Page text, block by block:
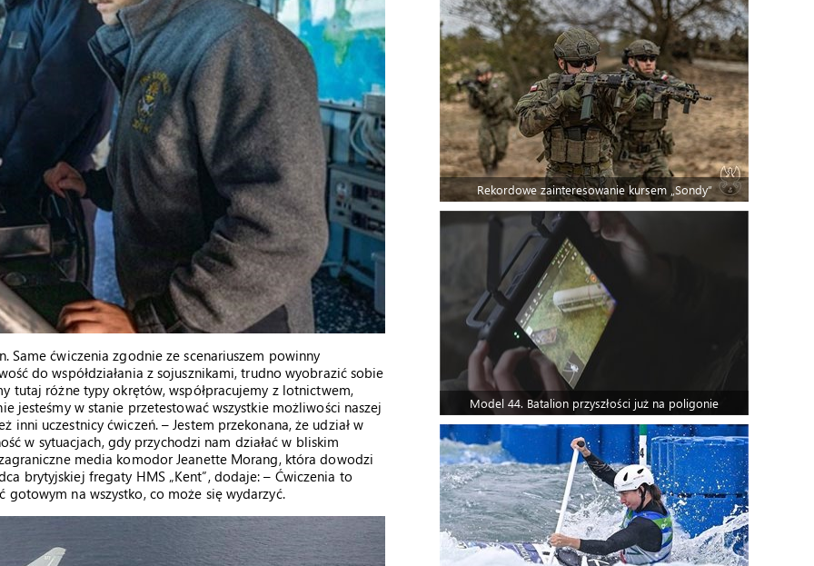
Same ćwiczenia zgodnie ze scenariuszem powinny
do współdziałania z sojusznikami, trudno wyobrazić sobie
tutaj różne typy okrętów, współpracujemy z lotnictwem,
jesteśmy w stanie przetestować wszystkie możliwości naszej
uczestnicy ćwiczeń. – Jestem przekonana, że udział w
w sytuacjach, gdy przychodzi nam działać w bliskim
media komodor Jeanette Morang, która dowodzi
brytyjskiej fregaty HMS „Kent”, dodaje: – Ćwiczenia to
gotowym na wszystko, co może się wydarzyć.
Rekordowe zainteresowanie kursem „Sondy”
Model 44. Batalion przyszłości już na poligonie